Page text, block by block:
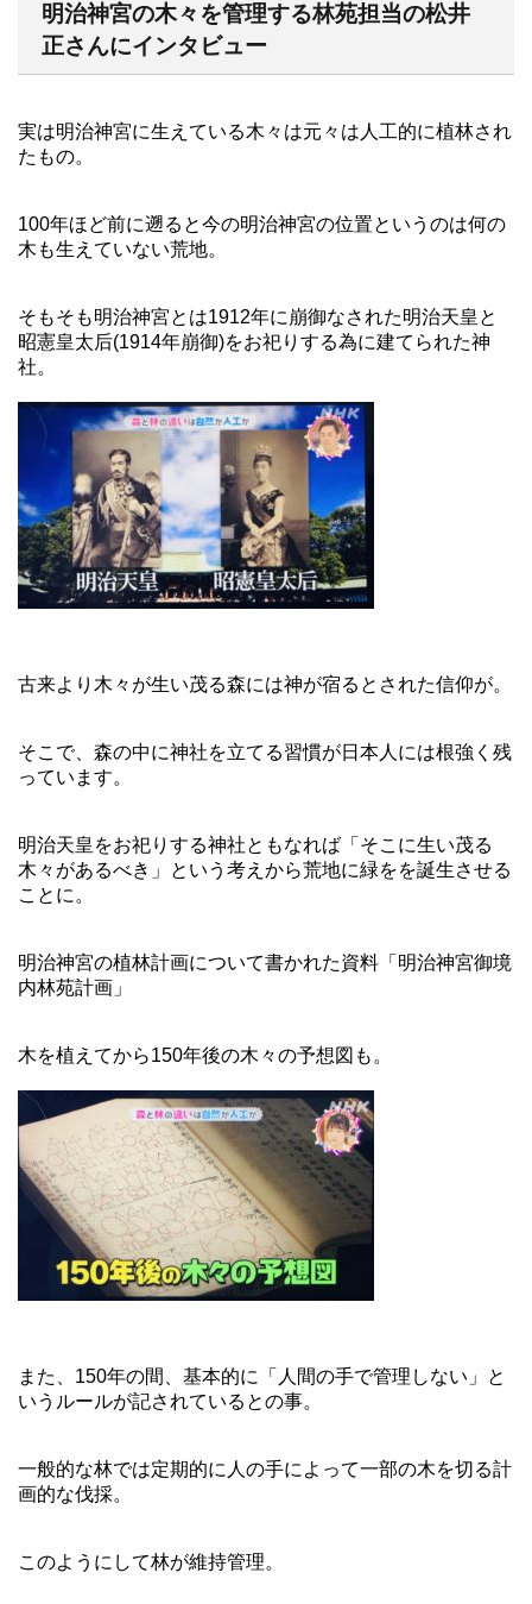
明治神宮の木々を管理する林苑担当の松井
正さんにインタビュー
実は明治神宮に生えている木々は元々は人工的に植林され
たもの。
100年ほど前に遡ると今の明治神宮の位置というのは何の
木も生えていない荒地。
そもそも明治神宮とは1912年に崩御なされた明治天皇と
昭憲皇太后(1914年崩御)をお祀りする為に建てられた神
社。
古来より木々が生い茂る森には神が宿るとされた信仰が。
そこで、森の中に神社を立てる習慣が日本人には根強く残
っています。
明治天皇をお祀りする神社ともなれば「そこに生い茂る
木々があるべき」という考えから荒地に緑をを誕生させる
ことに。
明治神宮の植林計画について書かれた資料「明治神宮御境
内林苑計画」
木を植えてから150年後の木々の予想図も。
また、150年の間、基本的に「人間の手で管理しない」と
いうルールが記されているとの事。
一般的な林では定期的に人の手によって一部の木を切る計
画的な伐採。
このようにして林が維持管理。